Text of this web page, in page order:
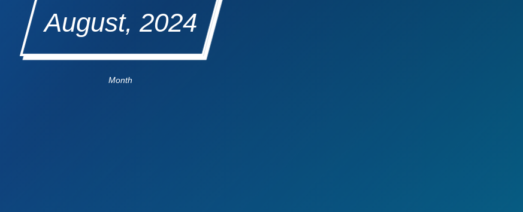
August, 2024
Month